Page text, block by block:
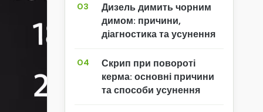
03
Дизель димить чорним
димом: причини,
діагностика та усунення
04
Скрип при повороті
керма: основні причини
та способи усунення